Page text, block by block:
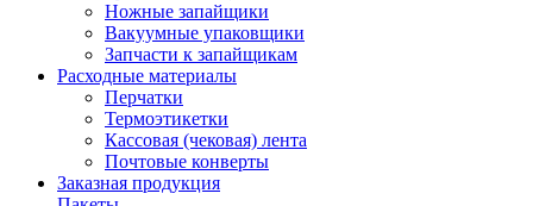
Ножные запайщики
Вакуумные упаковщики
Запчасти к запайщикам
Расходные материалы
Перчатки
Термоэтикетки
Кассовая (чековая) лента
Почтовые конверты
Заказная продукция